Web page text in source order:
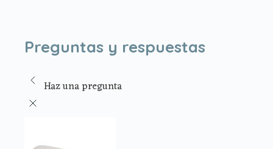
Preguntas y respuestas
Haz una pregunta